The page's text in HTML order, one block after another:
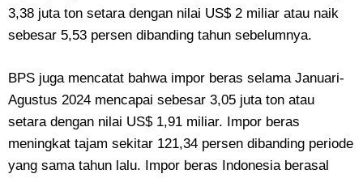
3,38 juta ton setara dengan nilai US$ 2 miliar atau naik
sebesar 5,53 persen dibanding tahun sebelumnya.
BPS juga mencatat bahwa impor beras selama Januari-
Agustus 2024 mencapai sebesar 3,05 juta ton atau
setara dengan nilai US$ 1,91 miliar. Impor beras
meningkat tajam sekitar 121,34 persen dibanding periode
yang sama tahun lalu. Impor beras Indonesia berasal